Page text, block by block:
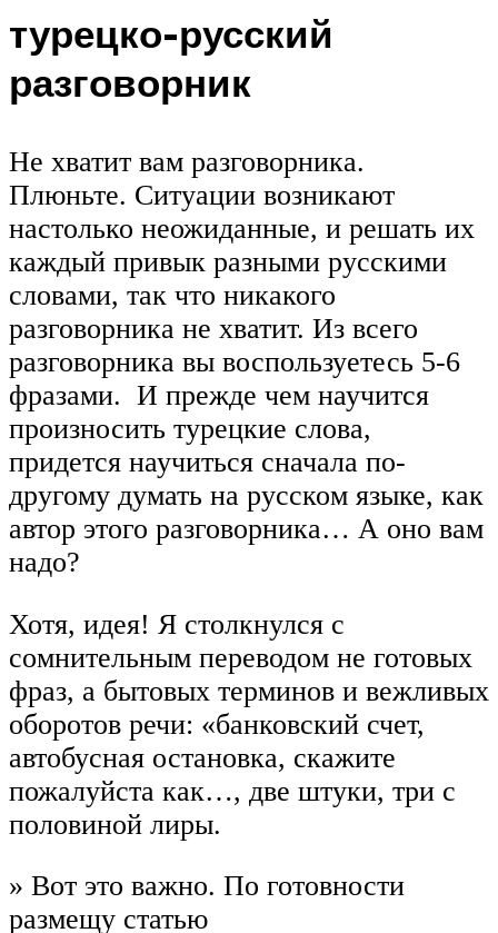
турецко-русский
разговорник
Не хватит вам разговорника.
Плюньте. Ситуации возникают
настолько неожиданные, и решать их
каждый привык разными русскими
словами, так что никакого
разговорника не хватит. Из всего
разговорника вы воспользуетесь 5-6
фразами. И прежде чем научится
произносить турецкие слова,
придется научиться сначала по-
другому думать на русском языке, как
автор этого разговорника… А оно вам
надо?
Хотя, идея! Я столкнулся с
сомнительным переводом не готовых
фраз, а бытовых терминов и вежливых
оборотов речи: «банковский счет,
автобусная остановка, скажите
пожалуйста как…, две штуки, три с
половиной лиры.
» Вот это важно. По готовности
размещу статью